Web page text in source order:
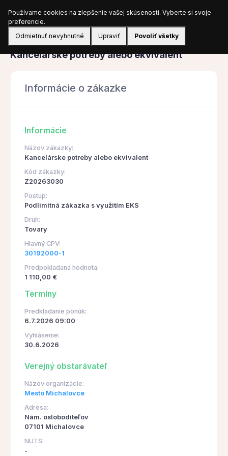
Prihlásiť sa
Obstarávanie
Kancelárske potreby alebo ekvivalent
Informácie o zákazke
Informácie
Názov zákazky:
Kancelárske potreby alebo ekvivalent
Kód zákazky:
Z20263030
Postup:
Podlimitná zákazka s využitím EKS
Druh:
Tovary
Hlavný CPV:
30192000-1
Predpokladaná hodnota:
1 110,00 €
Termíny
Predkladanie ponúk:
6.7.2026 09:00
Vyhlásenie:
30.6.2026
Verejný obstarávateľ
Názov organizácie:
Mesto Michalovce
Adresa:
Nám. osloboditeľov
07101 Michalovce
NUTS:
-
Používame cookies na zlepšenie vašej skúsenosti. Vyberte si svoje
preferencie.
Odmietnuť nevyhnutné
Upraviť Povoliť všetky